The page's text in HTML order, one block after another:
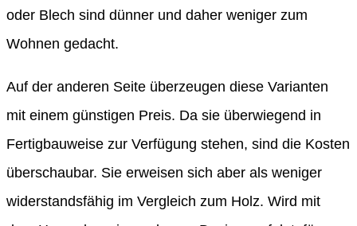
oder Blech sind dünner und daher weniger zum
Wohnen gedacht.
Auf der anderen Seite überzeugen diese Varianten
mit einem günstigen Preis. Da sie überwiegend in
Fertigbauweise zur Verfügung stehen, sind die Kosten
überschaubar. Sie erweisen sich aber als weniger
widerstandsfähig im Vergleich zum Holz. Wird mit